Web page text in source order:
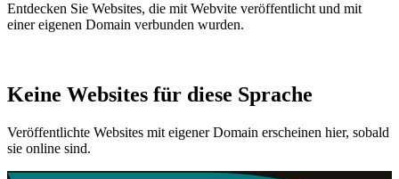
Entdecken Sie Websites, die mit Webvite veröffentlicht und mit
einer eigenen Domain verbunden wurden.
Keine Websites für diese Sprache
Veröffentlichte Websites mit eigener Domain erscheinen hier, sobald
sie online sind.